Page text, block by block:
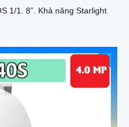
Starlight